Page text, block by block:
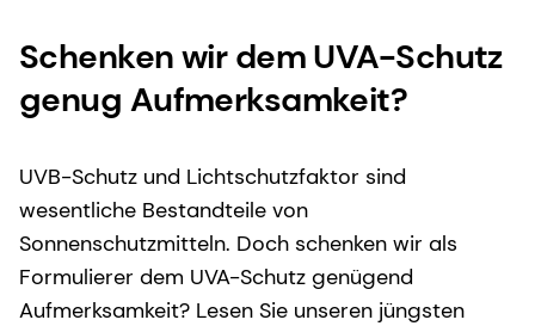
Schenken wir dem UVA-Schutz
genug Aufmerksamkeit?
UVB-Schutz und Lichtschutzfaktor sind
wesentliche Bestandteile von
Sonnenschutzmitteln. Doch schenken wir als
Formulierer dem UVA-Schutz genügend
Aufmerksamkeit? Lesen Sie unseren jüngsten